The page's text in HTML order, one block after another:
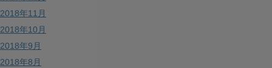
2018年11月
2018年10月
2018年9月
2018年8月